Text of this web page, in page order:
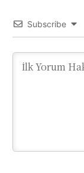
Subscribe